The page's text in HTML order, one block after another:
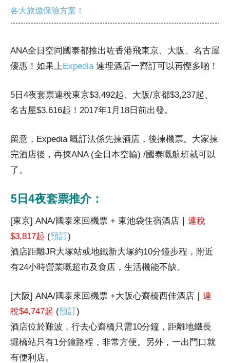
各大旅遊保險方案！
ANA全日空同國泰都推出咗香港飛東京、大阪、名古屋
優惠！如果上Expedia連埋酒店一齊訂可以再慳多啲！
5日4夜套票連稅東京$3,492起、大阪/京都$3,237起、
名古屋$3,616起！2017年1月18日前出發。
留意，Expedia 嘅訂法係先揀酒店，後揀機票。大家揀
完酒店後，再揀ANA (全日本空輸) /國泰嘅航班就可以
了。
5日4夜套票推介：
[東京] ANA/國泰來回機票 + 東池袋住宿酒店｜ 連稅
$3,817起 (預訂)
酒店距離JR大塚站或地鐵新大塚約10分鐘步程，附近
有24小時營業嘅超市及食店，生活機能不缺。
[大阪] ANA/國泰來回機票 +大阪心齋橋西佳酒店｜ 連
稅$4,747起 (預訂)
酒店位於難波，行去心齋橋只需10分鐘，距離地鐵長
堀橋站只有1分鐘路程，非常方便。另外，一出門口就
有便利店。